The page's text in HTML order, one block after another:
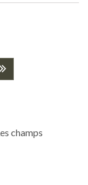
champs